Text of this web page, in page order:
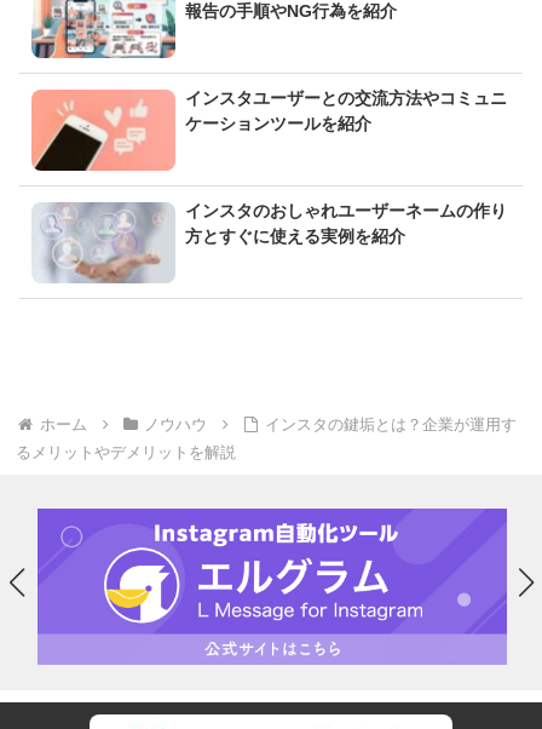
報告の手順やNG行為を紹介
インスタユーザーとの交流方法やコミュニ
ケーションツールを紹介
インスタのおしゃれユーザーネームの作り
方とすぐに使える実例を紹介
ホーム ノウハウ
インスタの鍵垢とは？企業が運用す
るメリットやデメリットを解説